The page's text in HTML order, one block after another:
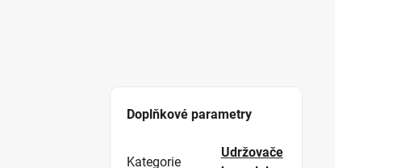
Doplňkové parametry
Kategorie
Udržovače